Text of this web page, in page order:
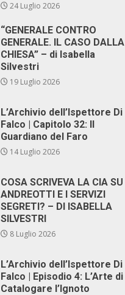
24 Luglio 2026
“GENERALE CONTRO
GENERALE. IL CASO DALLA
CHIESA” – di Isabella
Silvestri
19 Luglio 2026
L’Archivio dell’Ispettore Di
Falco | Capitolo 32: Il
Guardiano del Faro
14 Luglio 2026
COSA SCRIVEVA LA CIA SU
ANDREOTTI E I SERVIZI
SEGRETI? – DI ISABELLA
SILVESTRI
8 Luglio 2026
L’Archivio dell’Ispettore Di
Falco | Episodio 4: L’Arte di
Catalogare l’Ignoto